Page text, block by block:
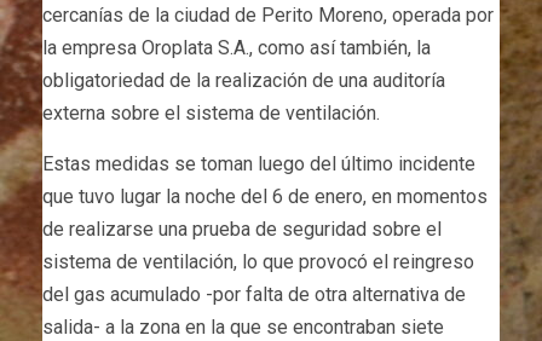
cercanías de la ciudad de Perito Moreno, operada por
la empresa Oroplata S.A., como así también, la
obligatoriedad de la realización de una auditoría
externa sobre el sistema de ventilación.
Estas medidas se toman luego del último incidente
que tuvo lugar la noche del 6 de enero, en momentos
de realizarse una prueba de seguridad sobre el
sistema de ventilación, lo que provocó el reingreso
del gas acumulado -por falta de otra alternativa de
salida- a la zona en la que se encontraban siete